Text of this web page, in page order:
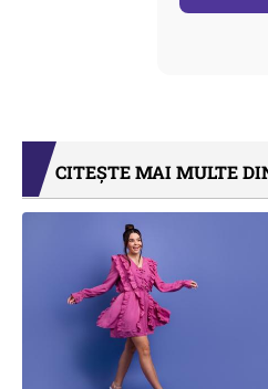
CITEȘTE MAI MULTE